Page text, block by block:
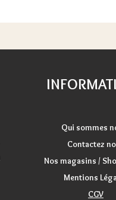
Qui sommes
Contactez
Nos magasins /
Mentions
CGV